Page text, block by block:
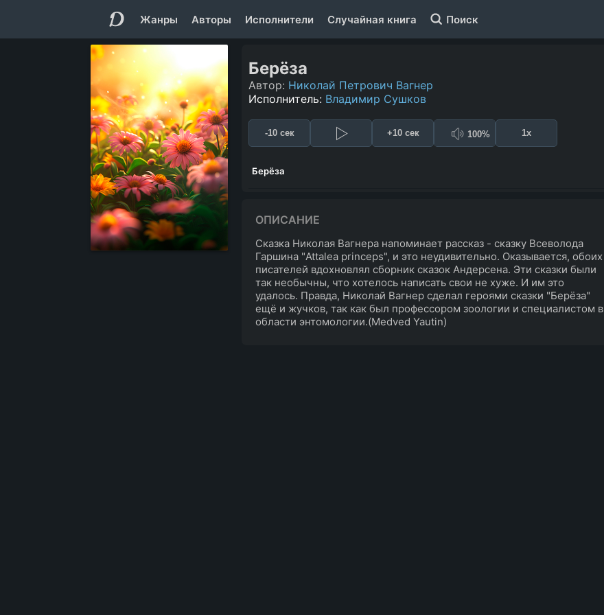
Жанры Авторы Исполнители Случайная книга Поиск
Берёза
Автор: Николай Петрович Вагнер
Исполнитель: Владимир Сушков
-10 сек +10 сек 100% 1x
Берёза
ОПИСАНИЕ
Сказка Николая Вагнера напоминает рассказ - сказку Всеволода
Гаршина "Attalea princeps", и это неудивительно. Оказывается, обоих
писателей вдохновлял сборник сказок Андерсена. Эти сказки были
так необычны, что хотелось написать свои не хуже. И им это
удалось. Правда, Николай Вагнер сделал героями сказки "Берёза"
ещё и жучков, так как был профессором зоологии и специалистом в
области энтомологии.(Medved Yautin)